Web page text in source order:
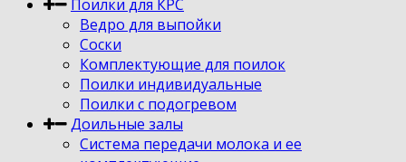
Поилки для КРС
Ведро для выпойки
Соски
Комплектующие для поилок
Поилки индивидуальные
Поилки с подогревом
Доильные залы
Система передачи молока и ее